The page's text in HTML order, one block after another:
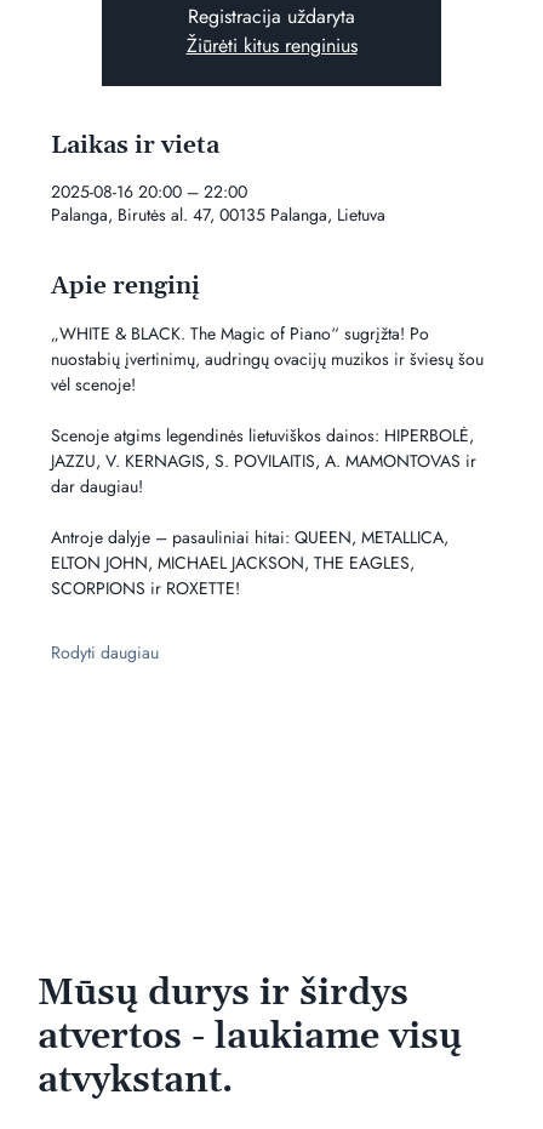
Registracija uždaryta
Žiūrėti kitus renginius
Laikas ir vieta
2025-08-16 20:00 – 22:00
Palanga, Birutės al. 47, 00135 Palanga, Lietuva
Apie renginį
„WHITE & BLACK. The Magic of Piano“ sugrįžta! Po
nuostabių įvertinimų, audringų ovacijų muzikos ir šviesų šou
vėl scenoje!
Scenoje atgims legendinės lietuviškos dainos: HIPERBOLĖ,
JAZZU, V. KERNAGIS, S. POVILAITIS, A. MAMONTOVAS ir
dar daugiau!
Antroje dalyje – pasauliniai hitai: QUEEN, METALLICA,
ELTON JOHN, MICHAEL JACKSON, THE EAGLES,
SCORPIONS ir ROXETTE!
Rodyti daugiau
Mūsų durys ir širdys
atvertos - laukiame visų
atvykstant.